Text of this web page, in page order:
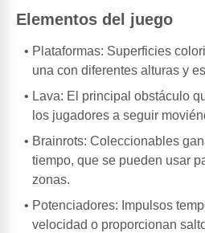
Elementos del juego
Plataformas: Superficies
una con diferentes alturas y
Lava: El principal obstáculo
los jugadores a seguir
Brainrots: Coleccionables
tiempo, que se pueden usar
zonas.
Potenciadores: Impulsos
velocidad o proporcionan